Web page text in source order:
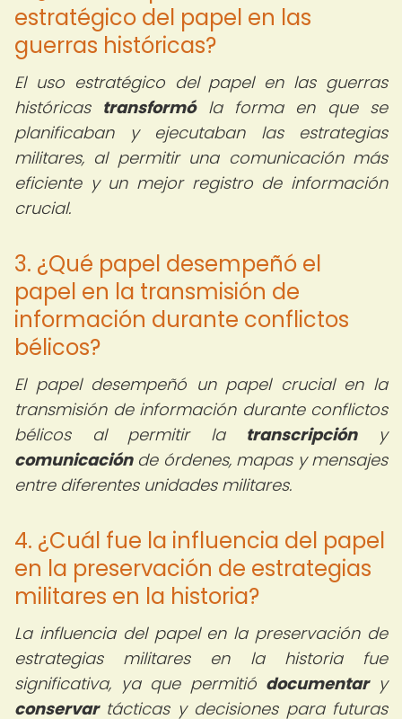
estratégico del papel en las
guerras históricas?
El uso estratégico del papel en las guerras
históricas transformóla forma en que se
planificaban y ejecutaban las estrategias
militares, al permitir una comunicación más
eficiente y un mejor registro de información
crucial.
3. ¿Qué papel desempeñó el
papel en la transmisión de
información durante conflictos
bélicos?
El papel desempeñó un papel crucial en la
transmisión de información durante conflictos
bélicos al permitir la transcripcióny
comunicaciónde órdenes, mapas y mensajes
entre diferentes unidades militares.
4. ¿Cuál fue la influencia del papel
en la preservación de estrategias
militares en la historia?
La influencia del papel en la preservación de
estrategias militares en la historia fue
significativa, ya que permitió documentary
conservartácticas y decisiones para futuras